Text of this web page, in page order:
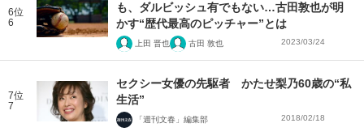
6位
6
も、ダルビッシュ有でもない…古田敦也が明
かす“歴代最高のピッチャー”とは
上田 晋也 古田 敦也 2023/03/24
7位
7
セクシー女優の先駆者 かたせ梨乃60歳の“私
生活”
「週刊文春」編集部 2018/02/18